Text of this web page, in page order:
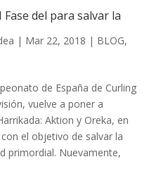
del para salvar la
| Mar 22, 2018 | BLOG,
de España de Curling
vuelve a poner a
Aktion y Oreka, en
el objetivo de salvar la
primordial. Nuevamente,